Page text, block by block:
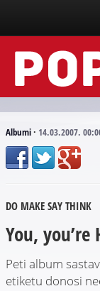
Vesti
Događaji
Tekstovi
Scena
Arhive
Albumi· 14.03.2007.
DO MAKE SAY THINK
You,
Peti album
etiketu donosi